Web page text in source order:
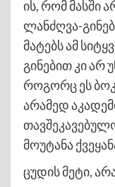
ის, რომ მასში
ლანძღვა-
მატებს ამ
გინებით კი არ
როგორც ეს
არამედ
მოუტანა
ცუდის მეტი,